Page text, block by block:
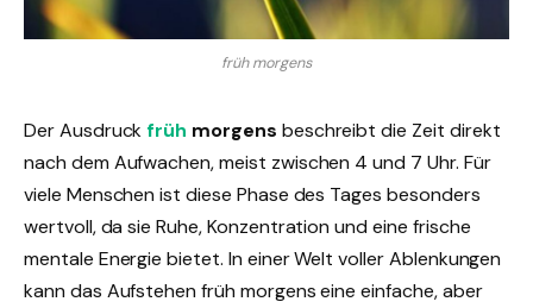
früh morgens
Der Ausdruckfrüh morgens beschreibt die Zeit direkt
nach dem Aufwachen, meist zwischen 4 und 7 Uhr. Für
viele Menschen ist diese Phase des Tages besonders
wertvoll, da sie Ruhe, Konzentration und eine frische
mentale Energie bietet. In einer Welt voller Ablenkungen
kann das Aufstehen früh morgens eine einfache, aber